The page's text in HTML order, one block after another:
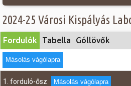
Szállás
Sport
Szabadidő
Fordulók Tabella Góllövők
Másolás vágólapra
1. forduló-ősz Másolás vágólapra